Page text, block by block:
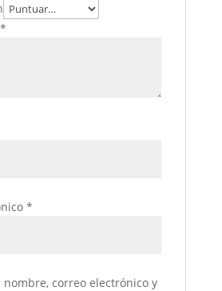
*
*
nombre, correo electrónico y